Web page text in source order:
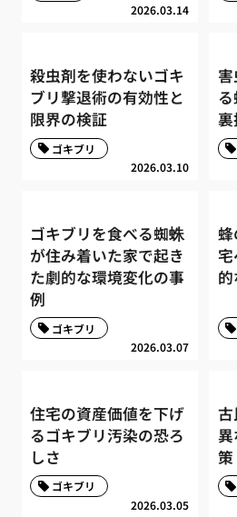
2026.03.14
殺虫剤を使わないゴキ
ブリ撃退術の有効性と
限界の検証
2026.03.10
ゴキブリ
裏
ゴキブリを食べる蜘蛛
が住み着いた家で起き
た劇的な環境変化の事
例
2026.03.07
ゴキブリ
住宅の資産価値を下げ
るゴキブリ汚染の恐ろ
しさ
2026.03.05
ゴキブリ
策